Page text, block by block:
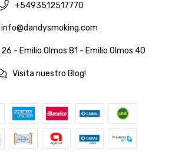
+5493512517770
info@dandysmoking.com
26 - Emilio Olmos 81 - Emilio Olmos 40
Visita nuestro Blog!